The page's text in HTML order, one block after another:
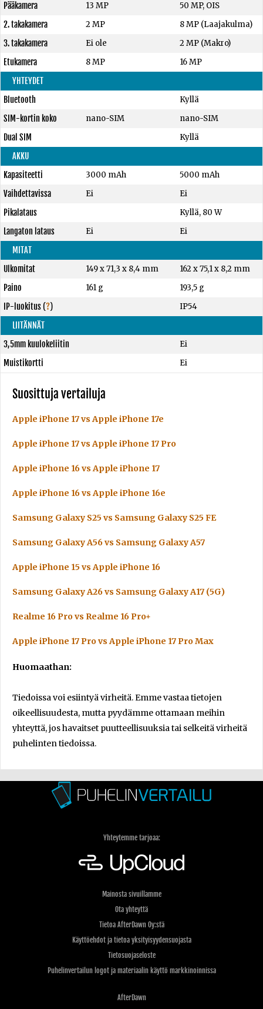
Pääkamera
13 MP
50 MP, OIS
2. takakamera
2 MP
8 MP (Laajakulma)
3. takakamera
Ei ole
2 MP (Makro)
Etukamera
8 MP
16 MP
YHTEYDET
Bluetooth
Kyllä
SIM-kortin koko
nano-SIM
nano-SIM
Dual SIM
Kyllä
AKKU
Kapasiteetti
3000 mAh
5000 mAh
Vaihdettavissa
Ei
Ei
Pikalataus
Kyllä, 80 W
Langaton lataus
Ei
Ei
MITAT
Ulkomitat
149 x 71,3 x 8,4 mm
162 x 75,1 x 8,2 mm
Paino
161 g
193,5 g
IP-luokitus(?)
IP54
LIITÄNNÄT
3,5mm kuulokeliitin
Ei
Muistikortti
Ei
Suosittuja vertailuja
Apple iPhone 17 vs Apple iPhone 17e
Apple iPhone 17 vs Apple iPhone 17 Pro
Apple iPhone 16 vs Apple iPhone 17
Apple iPhone 16 vs Apple iPhone 16e
Samsung Galaxy S25 vs Samsung Galaxy S25 FE
Samsung Galaxy A56 vs Samsung Galaxy A57
Apple iPhone 15 vs Apple iPhone 16
Samsung Galaxy A26 vs Samsung Galaxy A17 (5G)
Realme 16 Pro vs Realme 16 Pro+
Apple iPhone 17 Pro vs Apple iPhone 17 Pro Max
Huomaathan:
Tiedoissa voi esiintyä virheitä. Emme vastaa tietojen
oikeellisuudesta, mutta pyydämme ottamaan meihin
yhteyttä, jos havaitset puutteellisuuksia tai selkeitä virheitä
puhelinten tiedoissa.
Yhteytemme tarjoaa:
Mainosta sivuillamme
Ota yhteyttä
Tietoa AfterDawn Oy:stä
Käyttöehdot ja tietoa yksityisyydensuojasta
Tietosuojaseloste
Puhelinvertailun logot ja materiaalin käyttö markkinoinnissa
AfterDawn